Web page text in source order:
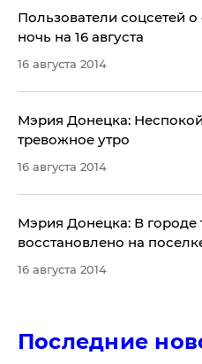
Пользователи соцсетей
ночь на 16 августа
16 августа 2014
Мэрия Донецка:
тревожное утро
16 августа 2014
Мэрия Донецка: В городе
восстановлено на
16 августа 2014
Последние